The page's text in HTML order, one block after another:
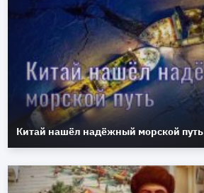
Китай нашёл надёжный морской путь